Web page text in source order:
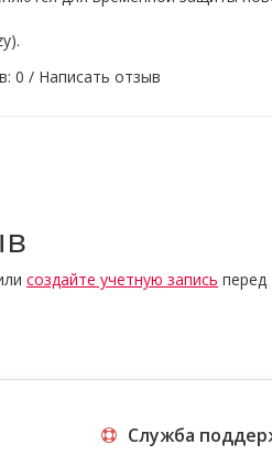
0 / Написать отзыв
создайте учетную запись перед
Служба